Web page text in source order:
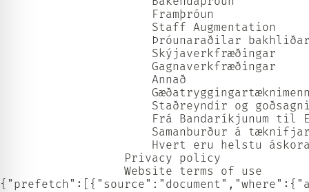
Staff
Staðreyndir
Frá
Samanburður á
Hvert eru
Privacy
Website terms of use